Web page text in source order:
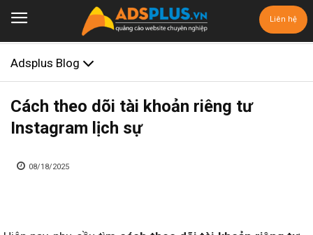
Liên hệ
Adsplus Blog
Cách theo dõi tài khoản riêng tư
Instagram lịch sự
08/18/2025